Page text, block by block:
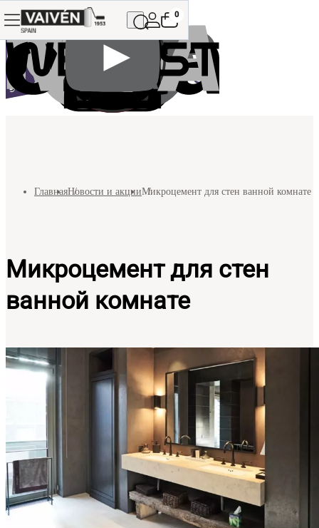
0
ГлавнаяНовости и акцииМикроцемент для стен ванной комнате
Микроцемент для стен
ванной комнате